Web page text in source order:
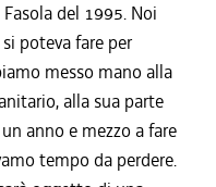
del 1995. Noi
poteva fare per
messo mano alla
alla sua parte
anno e mezzo a fare
tempo da perdere.